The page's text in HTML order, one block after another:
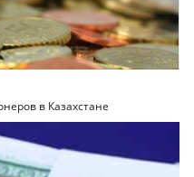
в Казахстане